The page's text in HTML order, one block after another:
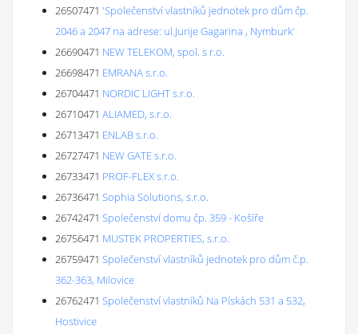
26507471 'Společenství vlastníků jednotek pro dům čp.
2046 a 2047 na adrese: ul.Jurije Gagarina , Nymburk'
26690471 NEW TELEKOM, spol. s r.o.
26698471 EMRANA s.r.o.
26704471 NORDIC LIGHT s.r.o.
26710471 ALIAMED, s.r.o.
26713471 ENLAB s.r.o.
26727471 NEW GATE s.r.o.
26733471 PROF-FLEX s.r.o.
26736471 Sophia Solutions, s.r.o.
26742471 Společenství domu čp. 359 - Košíře
26756471 MUSTEK PROPERTIES, s.r.o.
26759471 Společenství vlastníků jednotek pro dům č.p.
362-363, Milovice
26762471 Společenství vlastníků Na Pískách 531 a 532,
Hostivice